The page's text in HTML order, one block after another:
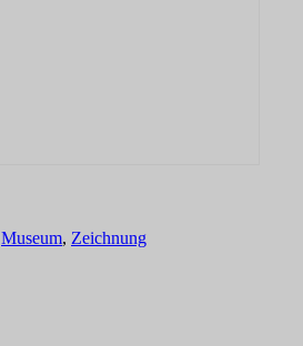
Museum, Zeichnung